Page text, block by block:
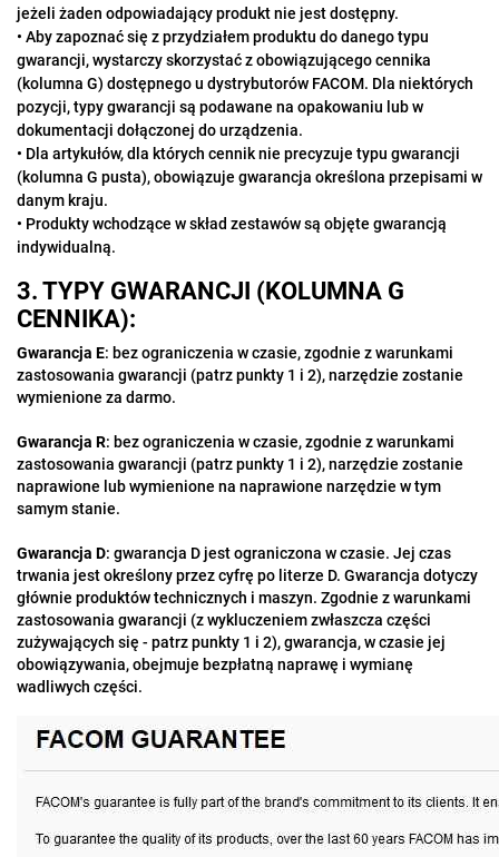
jeżeli żaden odpowiadający produkt nie jest dostępny.
• Aby zapoznać się z przydziałem produktu do danego typu
gwarancji, wystarczy skorzystać z obowiązującego cennika
(kolumna G) dostępnego u dystrybutorów FACOM. Dla niektórych
pozycji, typy gwarancji są podawane na opakowaniu lub w
dokumentacji dołączonej do urządzenia.
• Dla artykułów, dla których cennik nie precyzuje typu gwarancji
(kolumna G pusta), obowiązuje gwarancja określona przepisami w
danym kraju.
• Produkty wchodzące w skład zestawów są objęte gwarancją
indywidualną.
3. TYPY GWARANCJI (KOLUMNA G
CENNIKA):
Gwarancja E: bez ograniczenia w czasie, zgodnie z warunkami
zastosowania gwarancji (patrz punkty 1 i 2), narzędzie zostanie
wymienione za darmo.
Gwarancja R: bez ograniczenia w czasie, zgodnie z warunkami
zastosowania gwarancji (patrz punkty 1 i 2), narzędzie zostanie
naprawione lub wymienione na naprawione narzędzie w tym
samym stanie.
Gwarancja D: gwarancja D jest ograniczona w czasie. Jej czas
trwania jest określony przez cyfrę po literze D. Gwarancja dotyczy
głównie produktów technicznych i maszyn. Zgodnie z warunkami
zastosowania gwarancji (z wykluczeniem zwłaszcza części
zużywających się - patrz punkty 1 i 2), gwarancja, w czasie jej
obowiązywania, obejmuje bezpłatną naprawę i wymianę
wadliwych części.